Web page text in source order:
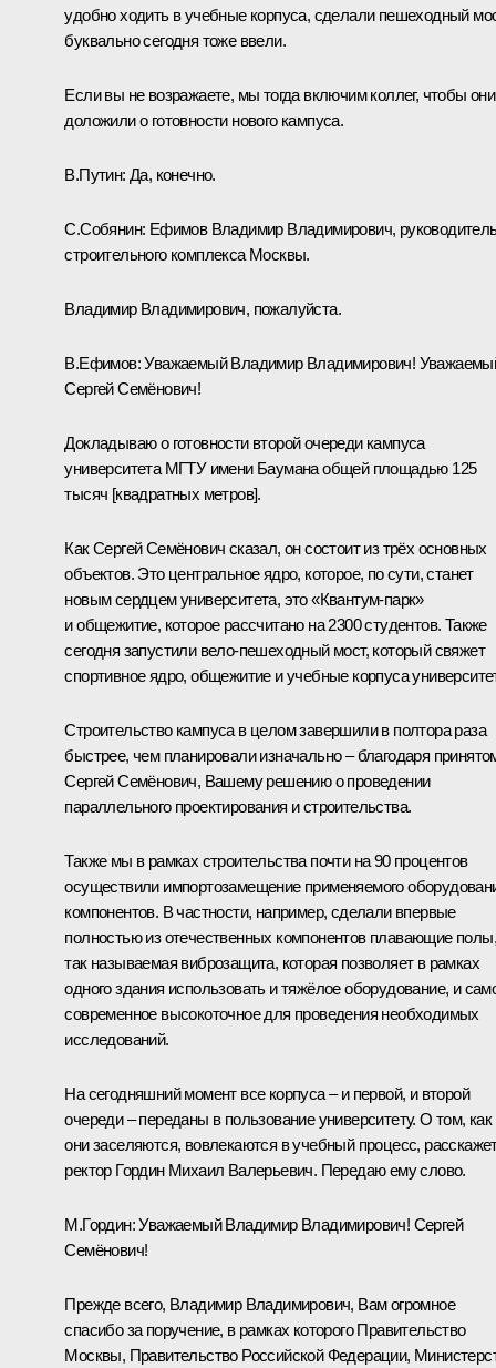
удобно ходить в учебные корпуса, сделали пешеходный
буквально сегодня тоже ввели.
Если вы не возражаете, мы тогда включим коллег, чтобы они
доложили о готовности нового кампуса.
В.Путин: Да, конечно.
С.Собянин: Ефимов Владимир Владимирович,
строительного комплекса Москвы.
Владимир Владимирович, пожалуйста.
В.Ефимов:Уважаемый Владимир Владимирович!
Сергей Семёнович!
Докладываю о готовности второй очереди кампуса
университета МГТУ имени Баумана общей площадью 125
тысяч [квадратных метров].
Как Сергей Семёнович сказал, он состоит из трёх основных
объектов. Это центральное ядро, которое, по сути, станет
новым сердцем университета, это «Квантум-парк»
и общежитие, которое рассчитано на 2300 студентов. Также
сегодня запустили вело-пешеходный мост, который свяжет
спортивное ядро, общежитие и учебные корпуса
Строительство кампуса в целом завершили в полтора раза
быстрее, чем планировали изначально – благодаря
Сергей Семёнович, Вашему решению о проведении
параллельного проектирования и строительства.
Также мы в рамках строительства почти на 90 процентов
осуществили импортозамещение применяемого
компонентов. В частности, например, сделали впервые
полностью из отечественных компонентов плавающие полы,
так называемая виброзащита, которая позволяет в рамках
одного здания использовать и тяжёлое оборудование, и
современное высокоточное для проведения необходимых
исследований.
На сегодняшний момент все корпуса – и первой, и второй
очереди – переданы в пользование университету. О том, как
они заселяются, вовлекаются в учебный процесс,
ректор Гордин Михаил Валерьевич. Передаю ему слово.
М.Гордин:Уважаемый Владимир Владимирович! Сергей
Семёнович!
Прежде всего, Владимир Владимирович, Вам огромное
спасибо за поручение, в рамках которого Правительство
Москвы, Правительство Российской Федерации,